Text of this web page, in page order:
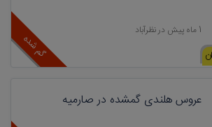
گم شده
1 ماه پیش در نظرآباد
عروس هلندی گمشده در صارمیه